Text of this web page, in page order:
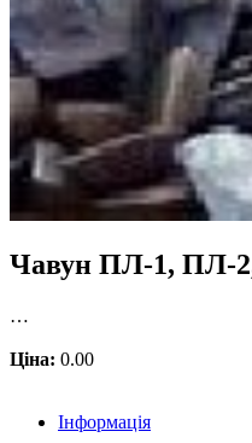
Чавун ПЛ-1, ПЛ-
…
Ціна: 0.00
Інформація